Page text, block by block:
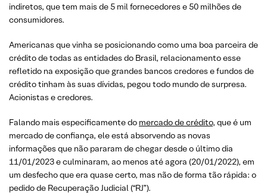
indiretos, que tem mais de 5 mil fornecedores e 50 milhões de
consumidores.
Americanas que vinha se posicionando como uma boa parceira de
crédito de todas as entidades do Brasil, relacionamento esse
refletido na exposição que grandes bancos credores e fundos de
crédito tinham às suas dívidas, pegou todo mundo de surpresa.
Acionistas e credores.
Falando mais especificamente do mercado de crédito, que é um
mercado de confiança, ele está absorvendo as novas
informações que não pararam de chegar desde o último dia
11/01/2023 e culminaram, ao menos até agora (20/01/2022), em
um desfecho que era quase certo, mas não de forma tão rápida: o
pedido de Recuperação Judicial (“RJ”).